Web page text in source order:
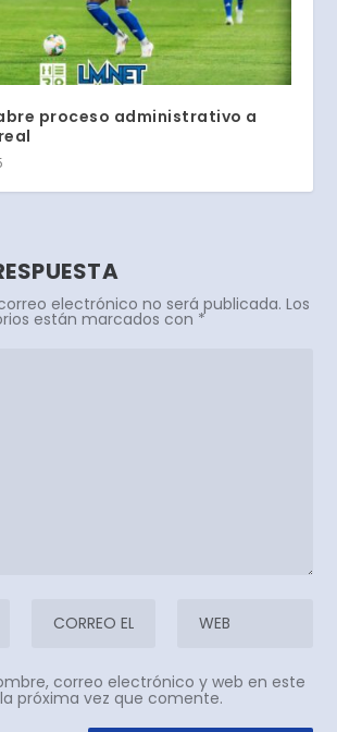
proceso administrativo a
electrónico no será publicada. Los
están marcados con *
correo electrónico y web en este
próxima vez que comente.